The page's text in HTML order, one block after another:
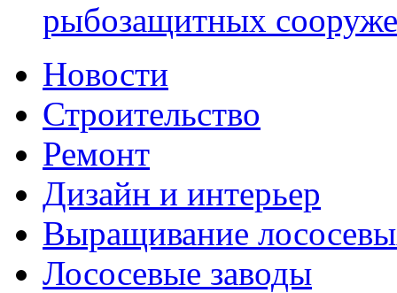
рыбозащитных
Новости
Строительство
Ремонт
Дизайн и интерьер
Выращивание
Лососевые заводы